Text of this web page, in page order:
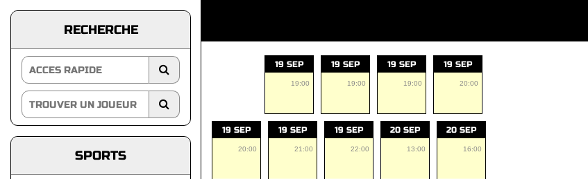
RECHERCHE
SPORTS
19 SEP
19:00
19 SEP
19:00
19 SEP
19:00
19 SEP
20:00
19 SEP
20:00
19 SEP
21:00
19 SEP
22:00
20 SEP
13:00
20 SEP
16:00